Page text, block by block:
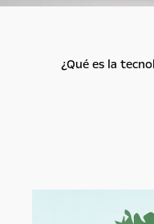
¿Qué es la